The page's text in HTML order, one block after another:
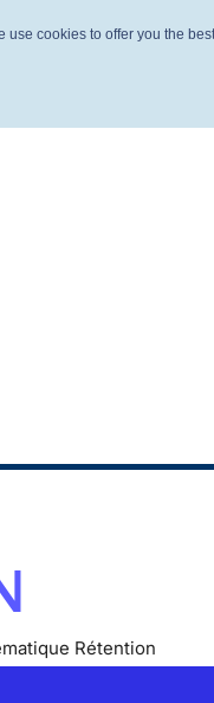
Rétention
use cookies to offer you the